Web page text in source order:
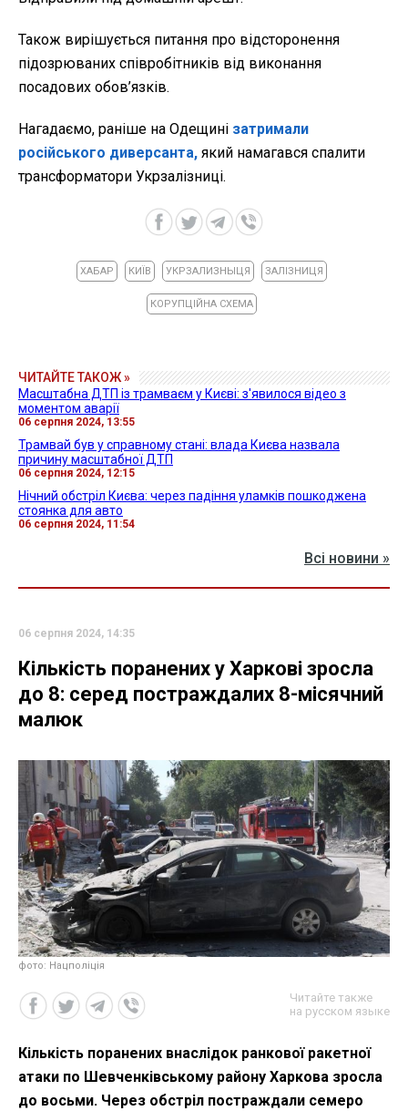
Також вирішується питання про відсторонення
підозрюваних співробітників від виконання
посадових обов’язків.
Нагадаємо, раніше на Одещині затримали
російського диверсанта, який намагався спалити
трансформатори Укрзалізниці.
ХАБАР КИЇВ УКРЗАЛИЗНЫЦЯ ЗАЛІЗНИЦЯ
КОРУПЦІЙНА СХЕМА
ЧИТАЙТЕ ТАКОЖ »
Масштабна ДТП із трамваєм у Києві: з'явилося відео з
моментом аварії
06 серпня 2024, 13:55
Трамвай був у справному стані: влада Києва назвала
причину масштабної ДТП
06 серпня 2024, 12:15
Нічний обстріл Києва: через падіння уламків пошкоджена
стоянка для авто
06 серпня 2024, 11:54
Всі новини »
06 серпня 2024, 14:35
Кількість поранених у Харкові зросла
до 8: серед постраждалих 8-місячний
малюк
фото: Нацполіція
Читайте также
на русском языке
Кількість поранених внаслідок ранкової ракетної
атаки по Шевченківському району Харкова зросла
до восьми. Через обстріл постраждали семеро